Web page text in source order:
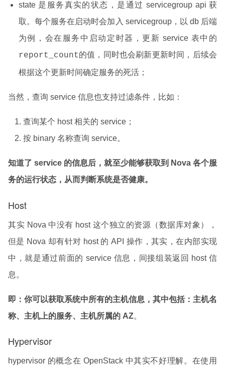
state 是服务真实的状态，是通过 servicegroup api 获
取。每个服务在启动时会加入 servicegroup，以 db 后端
为例，会在服务中启动定时器，更新 service 表中的
report_count的值，同时也会刷新更新时间，后续会
根据这个更新时间确定服务的死活；
当然，查询 service 信息也支持过滤条件，比如：
查询某个 host 相关的 service；
按 binary 名称查询 service。
知道了 service 的信息后，就至少能够获取到 Nova 各个服
务的运行状态，从而判断系统是否健康。
Host
其实 Nova 中没有 host 这个独立的资源（数据库对象），
但是 Nova 却有针对 host 的 API 操作，其实，在内部实现
中，就是通过前面的 service 信息，间接组装返回 host 信
息。
即：你可以获取系统中所有的主机信息，其中包括：主机名
称、主机上的服务、主机所属的 AZ。
Hypervisor
hypervisor 的概念在 OpenStack 中其实不好理解。在使用